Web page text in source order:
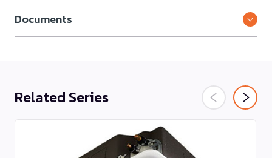
Documents
Related Series